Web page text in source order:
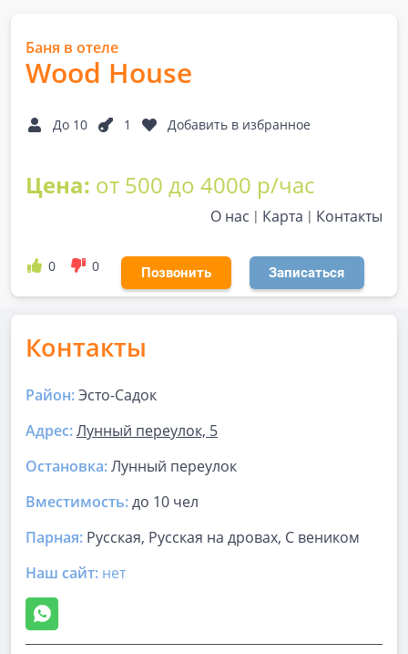
Баня в отеле
Wood House
До 10 1 Добавить в избранное
Цена: от 500 до 4000 р/час
О нас Карта Контакты
0 0 Позвонить Записаться
Контакты
Район:Эсто-Садок
Адрес:Лунный переулок, 5
Остановка:Лунный переулок
Вместимость:до 10 чел
Парная: Русская, Русская на дровах, С веником
Наш сайт: нет